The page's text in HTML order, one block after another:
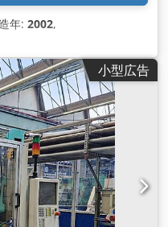
年: 2002,
小型広告